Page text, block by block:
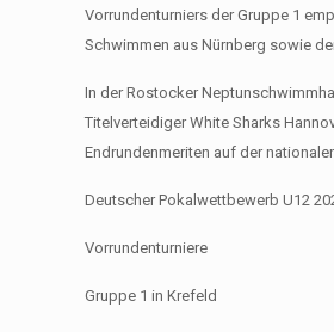
Vorrundenturniers der Gruppe 1
Schwimmen aus Nürnberg sowie
In der Rostocker
Titelverteidiger White Sharks
Endrundenmeriten auf der
Deutscher Pokalwettbewerb U12
Vorrundenturniere
Gruppe 1 in Krefeld